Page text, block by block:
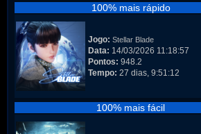
100% mais rápido
Jogo: Stellar Blade
Data: 14/03/2026 11:18:57
Pontos: 948.2
Tempo: 27 dias, 9:51:12
100% mais fácil